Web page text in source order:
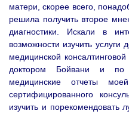
матери, скорее всего,
решила получить второе
диагностики. Искали в
возможности изучить
медицинской
доктором Бойвани и по
медицинские отчеты
сертифицированного
изучить и порекомендовать